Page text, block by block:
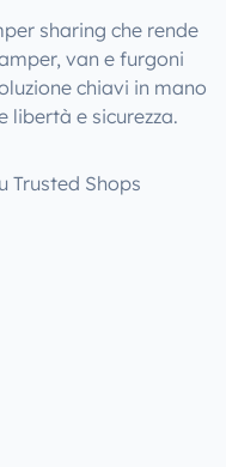
sharing che rende
van e furgoni
chiavi in mano
libertà e sicurezza.
Trusted Shops